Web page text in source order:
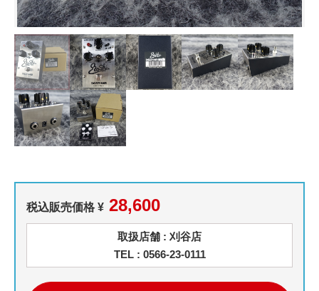
税込販売価格 ¥ 28,600
取扱店舗 : 刈谷店
TEL : 0566-23-0111